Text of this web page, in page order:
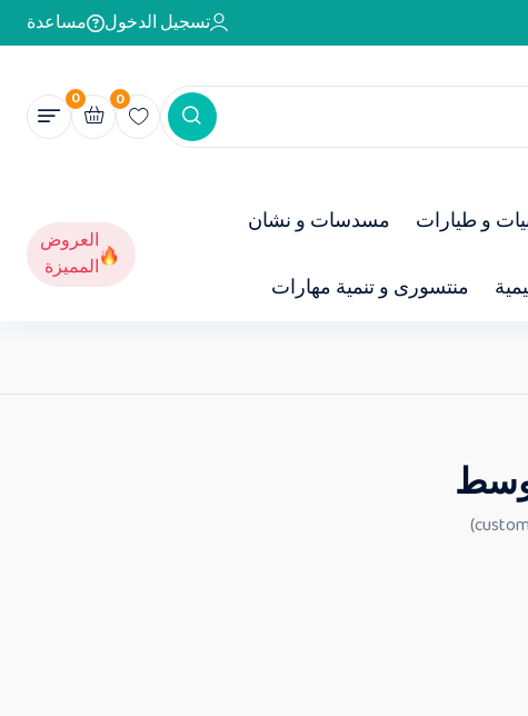
تسجيل الدخول مساعدة
0
0
و طيارات مسدسات و نشان
منتسورى و تنمية مهارات
العروض
المميزة